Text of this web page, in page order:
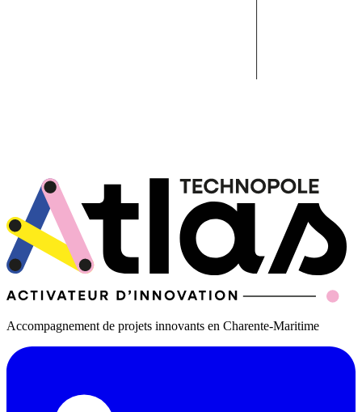
Accompagnement de projets innovants en Charente-Maritime